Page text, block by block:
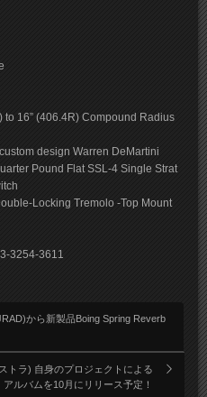
16” (406.4R) Compound Radius
design Warren DeMartini
Pound Flat SSL-4 Single Strat
Locking Tremolo -Top Mount
3254-3611
から新製品Boing Spring Reverb
トラ) 自身のプロジェクトによる
アルバムを10月にリリース予定！